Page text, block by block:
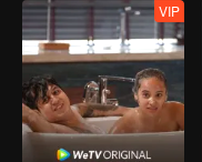
VIP